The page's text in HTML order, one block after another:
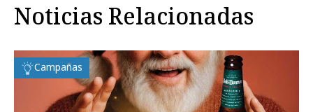
Noticias Relacionadas
Campañas